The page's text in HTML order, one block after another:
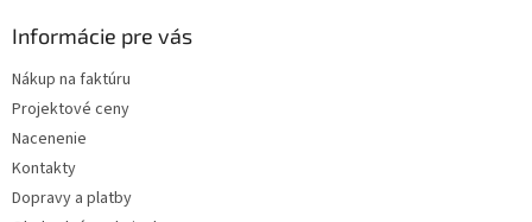
Informácie pre vás
Nákup na faktúru
Projektové ceny
Nacenenie
Kontakty
Dopravy a platby